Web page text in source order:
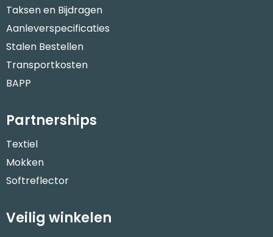
Taksen en Bijdragen
Aanleverspecificaties
Stalen Bestellen
Transportkosten
BAPP
Partnerships
Textiel
Mokken
Softreflector
Veilig winkelen